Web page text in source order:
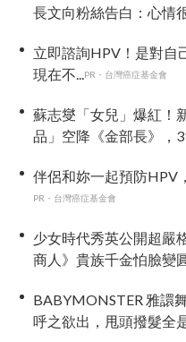
長文向粉絲告白：心情
立即諮詢HPV！是對自
現在不...PR・台灣癌症基金會
蘇志燮「女兒」爆紅！
品」空降《金部長》，
伴侶和妳一起預防HPV
PR・台灣癌症基金會
少女時代秀英公開超嚴
商人》貴族千金怕臉變
BABYMONSTER 雅譞
呼之欲出，甩頭撥髮全